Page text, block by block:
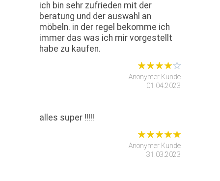
ich bin sehr zufrieden mit der
beratung und der auswahl an
möbeln. in der regel bekomme ich
immer das was ich mir vorgestellt
habe zu kaufen.
Anonymer Kunde
01.04.2023
alles super !!!!!
Anonymer Kunde
31.03.2023